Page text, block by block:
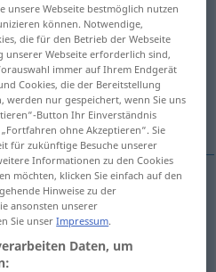
anklicken/antippen)
unsere Webseite bestmöglich nutzen
können. Notwendige,
die für den Betrieb der Webseite
unserer Webseite erforderlich sind,
immer auf Ihrem Endgerät
Cookies, die der Bereitstellung
werden nur gespeichert, wenn Sie uns
Button Ihr Einverständnis
ohne Akzeptieren“. Sie
für zukünftige Besuche unserer
Informationen zu den Cookies
möchten, klicken Sie einfach auf den
Hinweise zu der
ansonsten unserer
Sie unserImpressum.
Daten, um